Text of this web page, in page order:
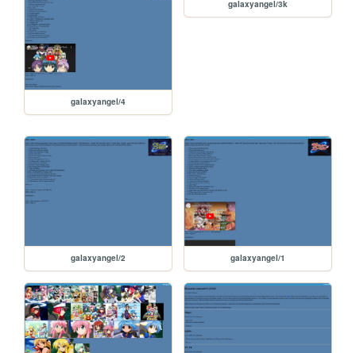
galaxyangel/4
galaxyangel/3k
galaxyangel/2 galaxyangel/1